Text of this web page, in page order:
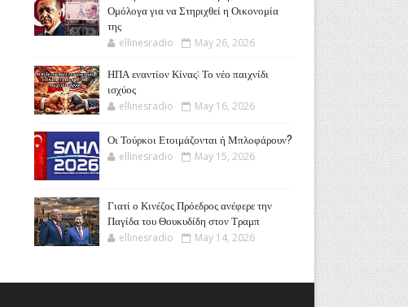
Ομόλογα για να Στηριχθεί η Οικονομία
της
ellinesradio May 26, 2026
ΗΠΑ εναντίον Κίνας: Το νέο παιχνίδι
ισχύος
ellinesradio May 16, 2026
Οι Τούρκοι Ετοιμάζονται ή Μπλοφάρουν?
ellinesradio May 15, 2026
Γιατί ο Κινέζος Πρόεδρος ανέφερε την
Παγίδα του Θουκυδίδη στον Τραμπ
ellinesradio May 14, 2026